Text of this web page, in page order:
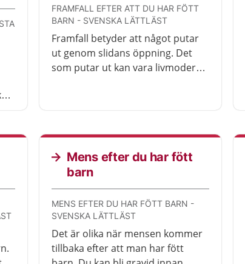
FRAMFALL EFTER ATT DU HAR FÖTT
BARN - SVENSKA LÄTTLÄST
Framfall betyder att något putar
ut genom slidans öppning. Det
som putar ut kan vara livmodern
Mens efter du har fött
barn
MENS EFTER DU HAR FÖTT BARN -
SVENSKA LÄTTLÄST
Det är olika när mensen kommer
tillbaka efter att man har fött